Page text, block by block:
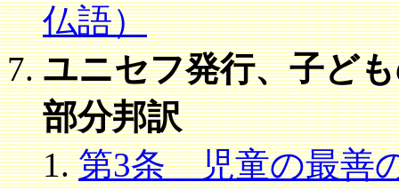
仏語）
ユニセフ発行、子ど
部分邦訳
第3条 児童の最善